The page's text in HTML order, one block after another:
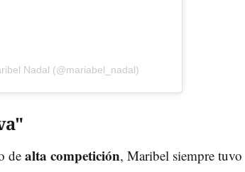
Nadal (@mariabel_nadal)
de alta competición, Maribel siempre tuvo